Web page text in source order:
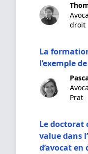
droit
La
l’exemple de
Prat
Le doctorat
value dans
d’avocat en